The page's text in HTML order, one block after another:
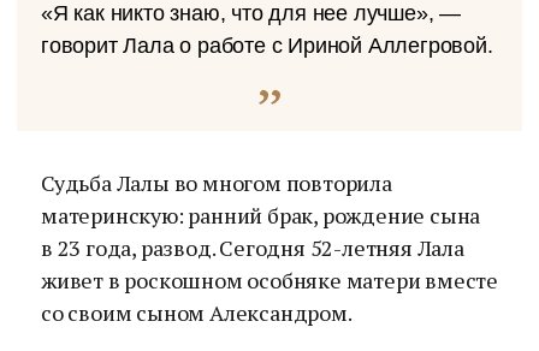
«Я как никто знаю, что для нее лучше», —
говорит Лала о работе с Ириной Аллегровой.
Судьба Лалы во многом повторила
материнскую: ранний брак, рождение сына
в 23 года, развод. Сегодня 52-летняя Лала
живет в роскошном особняке матери вместе
со своим сыном Александром.